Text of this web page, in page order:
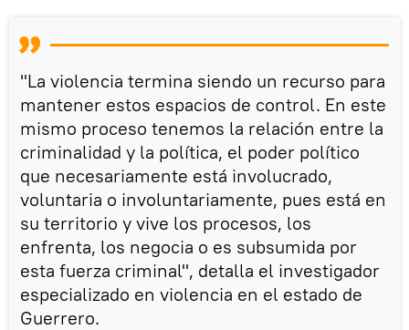
"La violencia termina siendo un recurso para
mantener estos espacios de control. En este
mismo proceso tenemos la relación entre la
criminalidad y la política, el poder político
que necesariamente está involucrado,
voluntaria o involuntariamente, pues está en
su territorio y vive los procesos, los
enfrenta, los negocia o es subsumida por
esta fuerza criminal", detalla el investigador
especializado en violencia en el estado de
Guerrero.